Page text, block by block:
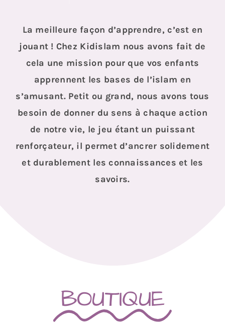
La meilleure façon d’apprendre, c’est en
jouant ! Chez Kidislam nous avons fait de
cela une mission pour que vos enfants
apprennent les bases de l’islam en
s’amusant. Petit ou grand, nous avons tous
besoin de donner du sens à chaque action
de notre vie, le jeu étant un puissant
renforçateur, il permet d’ancrer solidement
et durablement les connaissances et les
savoirs.
BOUTIQUE